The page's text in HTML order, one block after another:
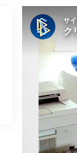
教会の内部
サイエントロジ
ダイアネティッ
愛と憎しみ ―
偉大さとは何か?